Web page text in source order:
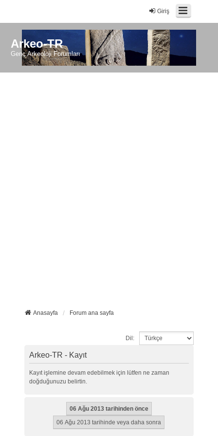
Giriş
Arkeo-TR
Genç Arkeoloji Forumları
Anasayfa Forum ana sayfa
Dil:
Arkeo-TR - Kayıt
Kayıt işlemine devam edebilmek için lütfen ne zaman
doğduğunuzu belirtin.